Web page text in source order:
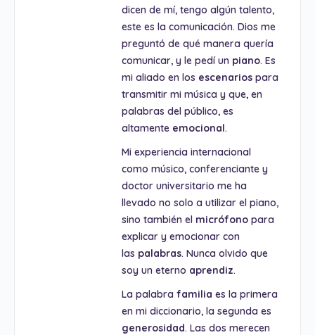
dicen de mí, tengo algún talento,
este es la comunicación. Dios me
preguntó de qué manera quería
comunicar, y le pedí un piano. Es
mi aliado en los escenarios para
transmitir mi música y que, en
palabras del público, es
altamente emocional.
Mi experiencia internacional
como músico, conferenciante y
doctor universitario me ha
llevado no solo a utilizar el piano,
sino también el micrófono para
explicar y emocionar con
las palabras. Nunca olvido que
soy un eterno aprendiz.
La palabra familia es la primera
en mi diccionario, la segunda es
generosidad. Las dos merecen